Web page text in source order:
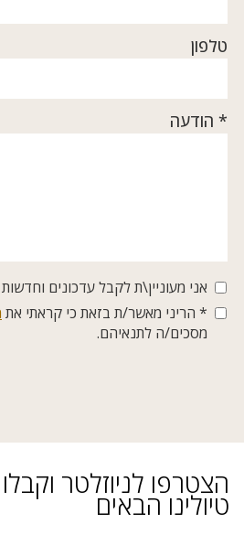
טלפון
* הודעה
אני מעוניין\ת לקבל עדכונים
* הריני מאשר/ת בזאת כי קראתי את
מסכים/ה לתנאיהם.
הצטרפו לניוזלטר
טיולינו הבאים